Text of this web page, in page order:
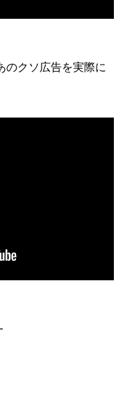
のクソ広告を実際に